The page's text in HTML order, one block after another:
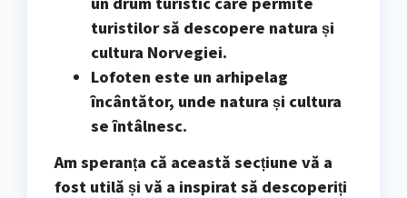
turistilor să descopere natura și
cultura Norvegiei.
Lofoten este un arhipelag
încântător, unde natura și cultura
se întâlnesc.
Am speranța că această secțiune vă a
fost utilă și vă a inspirat să descoperiți